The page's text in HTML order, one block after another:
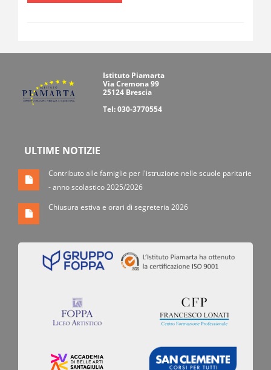
Istituto Piamarta
Via Cremona 99
25124 Brescia
Tel: 030-3770554
ULTIME NOTIZIE
Contributo alle famiglie per l'istruzione nelle scuole paritarie
- anno scolastico 2025/2026
Chiusura estiva e orari di segreteria 2026